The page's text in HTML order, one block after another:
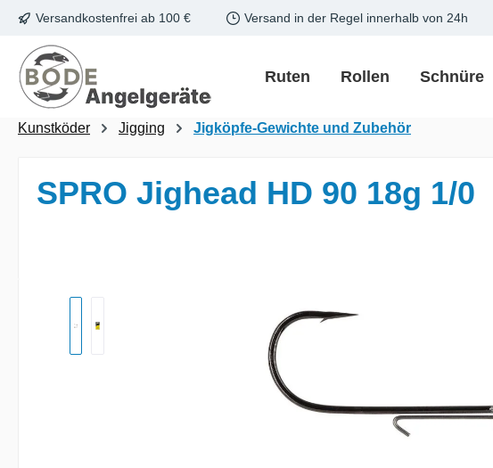
Hauptinhalt springen
Zur Suche springen
Zur Hauptnavigation springen
Versandkostenfrei ab 100 € Versand in der Regel innerhalb von 24h
Ruten Rollen Schnüre
Kunstköder Jigging Jigköpfe-Gewichte und Zubehör
SPRO Jighead HD 90 18g 1/0